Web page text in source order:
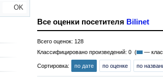
OK
Все оценки посетителя Bilinet
Всего оценок: 128
Классифицировано произведений: 0 (
—
Сортировка: по дате по оценке по